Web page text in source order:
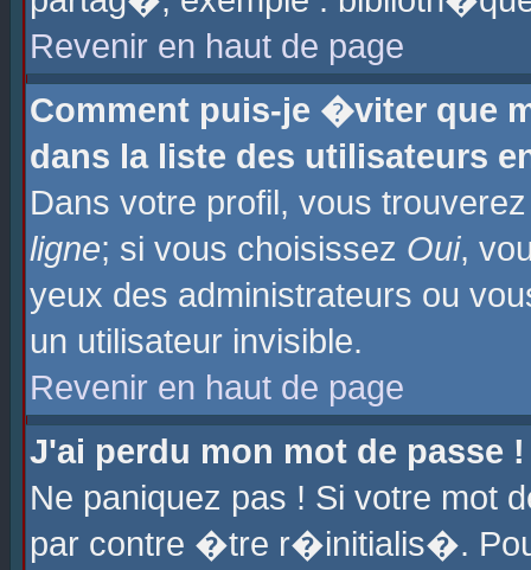
Revenir en haut de page
Comment puis-je �viter que
dans la liste des utilisateurs
Dans votre profil, vous
ligne; si vous choisissez Oui,
yeux des administrateurs ou
un utilisateur invisible.
Revenir en haut de page
J'ai perdu mon mot de passe !
Ne paniquez pas ! Si votre
par contre �tre r�initialis�.